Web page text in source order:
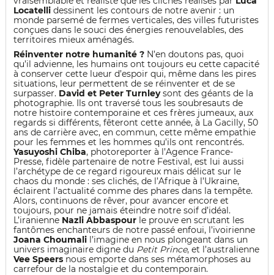
Locatellidessinent les contours de notre avenir : un
monde parsemé de fermes verticales, des villes futuristes
conçues dans le souci des énergies renouvelables, des
territoires mieux aménagés.
Réinventer notre humanité ?N’en doutons pas, quoi
qu’il advienne, les humains ont toujours eu cette capacité
à conserver cette lueur d’espoir qui, même dans les pires
situations, leur permettent de se réinventer et de se
surpasser. David et Peter Turnleysont des géants de la
photographie. Ils ont traversé tous les soubresauts de
notre histoire contemporaine et ces frères jumeaux, aux
regards si différents, fêteront cette année, à La Gacilly, 50
ans de carrière avec, en commun, cette même empathie
pour les femmes et les hommes qu’ils ont rencontrés.
Yasuyoshi Chiba, photoreporter à l’Agence France-
Presse, fidèle partenaire de notre Festival, est lui aussi
l’archétype de ce regard rigoureux mais délicat sur le
chaos du monde : ses clichés, de l’Afrique à l’Ukraine,
éclairent l’actualité comme des phares dans la tempête.
Alors, continuons de rêver, pour avancer encore et
toujours, pour ne jamais éteindre notre soif d’idéal.
L’iranienne Nazli Abbaspourle prouve en scrutant les
fantômes enchanteurs de notre passé enfoui, l’ivoirienne
Joana Choumalil’imagine en nous plongeant dans un
univers imaginaire digne du Petit Prince, et l’australienne
Vee Speersnous emporte dans ses métamorphoses au
carrefour de la nostalgie et du contemporain.